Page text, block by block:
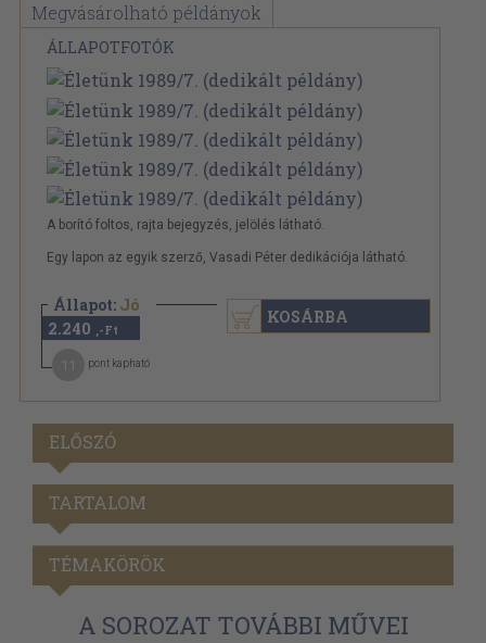
Megvásárolható példányok
ÁLLAPOTFOTÓK
A borító foltos, rajta bejegyzés, jelölés látható.
Egy lapon az egyik szerző, Vasadi Péter dedikációja látható.
Állapot: Jó
2.240 ,-Ft
pont kapható
KOSÁRBA
ELŐSZÓ
TARTALOM
TÉMAKÖRÖK
A SOROZAT TOVÁBBI MŰVEI